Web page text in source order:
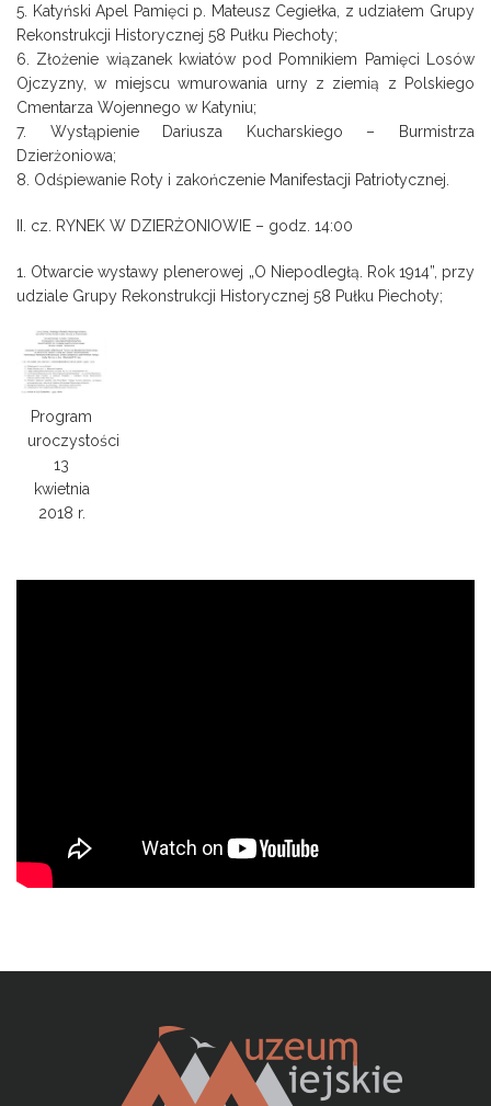
5. Katyński Apel Pamięci p. Mateusz Cegiełka, z udziałem Grupy
Rekonstrukcji Historycznej 58 Pułku Piechoty;
6. Złożenie wiązanek kwiatów pod Pomnikiem Pamięci Losów
Ojczyzny, w miejscu wmurowania urny z ziemią z Polskiego
Cmentarza Wojennego w Katyniu;
7. Wystąpienie Dariusza Kucharskiego – Burmistrza
Dzierżoniowa;
8. Odśpiewanie Roty i zakończenie Manifestacji Patriotycznej.
II. cz. RYNEK W DZIERŻONIOWIE – godz. 14:00
1. Otwarcie wystawy plenerowej „O Niepodległą. Rok 1914”, przy
udziale Grupy Rekonstrukcji Historycznej 58 Pułku Piechoty;
Program
uroczystości
13
kwietnia
2018 r.